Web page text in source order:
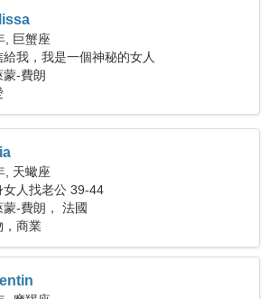
, 巨蟹座
給我，我是一個神秘的女人
蒙-費朗
, 天蠍座
女人找老公 39-44
蒙-費朗， 法國
，商業